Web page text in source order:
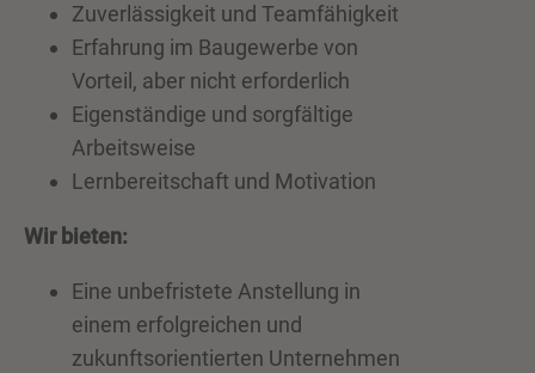
Zuverlässigkeit und Teamfähigkeit
Erfahrung im Baugewerbe von
Vorteil, aber nicht erforderlich
Eigenständige und sorgfältige
Arbeitsweise
Lernbereitschaft und Motivation
Wir bieten:
Eine unbefristete Anstellung in
einem erfolgreichen und
zukunftsorientierten Unternehmen